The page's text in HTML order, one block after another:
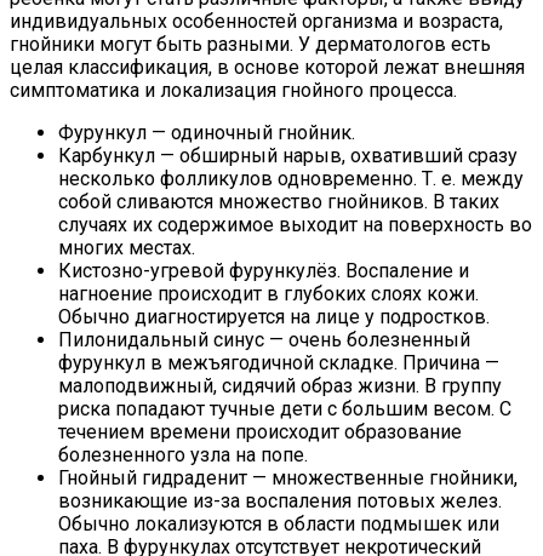
индивидуальных особенностей организма и возраста,
гнойники могут быть разными. У дерматологов есть
целая классификация, в основе которой лежат внешняя
симптоматика и локализация гнойного процесса.
Фурункул — одиночный гнойник.
Карбункул — обширный нарыв, охвативший сразу
несколько фолликулов одновременно. Т. е. между
собой сливаются множество гнойников. В таких
случаях их содержимое выходит на поверхность во
многих местах.
Кистозно-угревой фурункулёз. Воспаление и
нагноение происходит в глубоких слоях кожи.
Обычно диагностируется на лице у подростков.
Пилонидальный синус — очень болезненный
фурункул в межъягодичной складке. Причина —
малоподвижный, сидячий образ жизни. В группу
риска попадают тучные дети с большим весом. С
течением времени происходит образование
болезненного узла на попе.
Гнойный гидраденит — множественные гнойники,
возникающие из-за воспаления потовых желез.
Обычно локализуются в области подмышек или
паха. В фурункулах отсутствует некротический